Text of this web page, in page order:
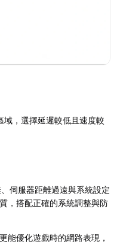
，選擇延遲較低且速度較
伺服器距離過遠與系統設定
，搭配正確的系統調整與防
能優化遊戲時的網路表現，